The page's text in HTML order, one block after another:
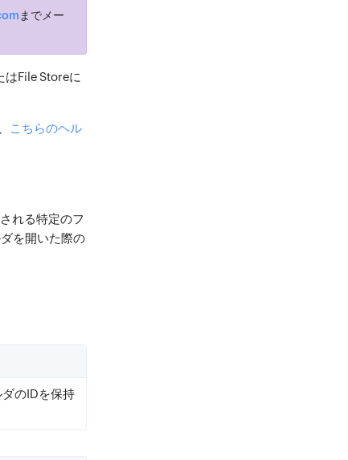
までメー
はFile Storeに
こちらのヘル
れる特定のフ
を開いた際の
のIDを保持